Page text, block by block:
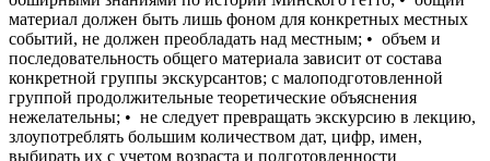
материал должен быть лишь фоном для конкретных местных
событий, не должен преобладать над местным; • объем и
последовательность общего материала зависит от состава
конкретной группы экскурсантов; с малоподготовленной
группой продолжительные теоретические объяснения
нежелательны; • не следует превращать экскурсию в лекцию,
злоупотреблять большим количеством дат, цифр, имен,
выбирать их с учетом возраста и подготовленности